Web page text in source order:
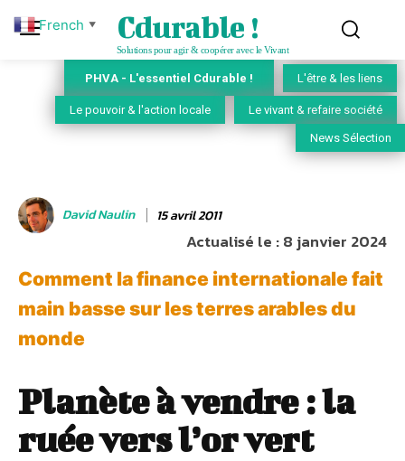
Cdurable !
Solutions pour agir & coopérer avec le Vivant
PHVA - L'essentiel Cdurable ! L'être & les liens
Le pouvoir & l'action locale Le vivant & refaire société
News Sélection
David Naulin 15 avril 2011
Actualisé le :8 janvier 2024
Comment la finance internationale fait
main basse sur les terres arables du
monde
Planète à vendre : la
ruée vers l’or vert
French ▼